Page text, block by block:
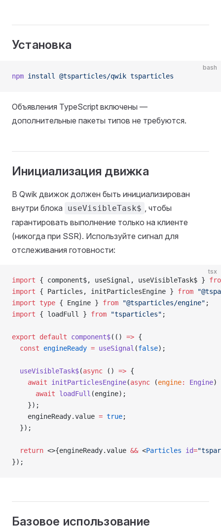
Установка
bash
npm install @tsparticles/qwik tsparticles
Объявления TypeScript включены —
дополнительные пакеты типов не требуются.
Инициализация движка
В Qwik движок должен быть инициализирован
внутри блока
useVisibleTask$
, чтобы
гарантировать выполнение только на клиенте
(никогда при SSR). Используйте сигнал для
отслеживания готовности:
tsx
import { component$, useSignal, useVisibleTask$ }
import { Particles, initParticlesEngine } from
import type { Engine } from "@tsparticles/engine" ;
import { loadFull } from "tsparticles" ;
export default component$(() => {
  const
engineReady = useSignal (false);
  useVisibleTask$
(async () => {
    await
initParticlesEngine(async (engine: Engine)
      await
loadFull (engine);
    });
    engineReady.value
= true;
  });
  return
<>{engineReady.value && <Particles id=
});
Базовое использование